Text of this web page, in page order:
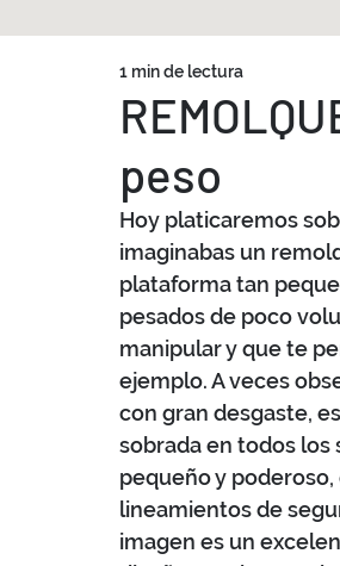
peso
1 min de lectura
Hoy platicaremos
imaginabas un
plataforma tan
pesados de poco
manipular y que te
ejemplo. A veces
con gran desgaste,
sobrada en todos
pequeño y
lineamientos de
imagen es un